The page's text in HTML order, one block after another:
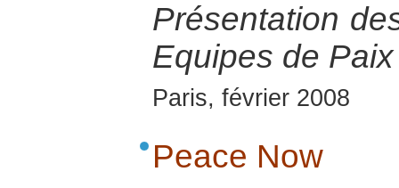
Présentation
Equipes de
Paris, février 2008
Peace Now